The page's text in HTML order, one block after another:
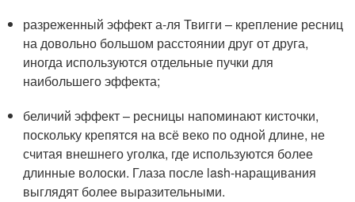
разреженный эффект а-ля Твигги – крепление ресниц
на довольно большом расстоянии друг от друга,
иногда используются отдельные пучки для
наибольшего эффекта;
беличий эффект – ресницы напоминают кисточки,
поскольку крепятся на всё веко по одной длине, не
считая внешнего уголка, где используются более
длинные волоски. Глаза после lash-наращивания
выглядят более выразительными.